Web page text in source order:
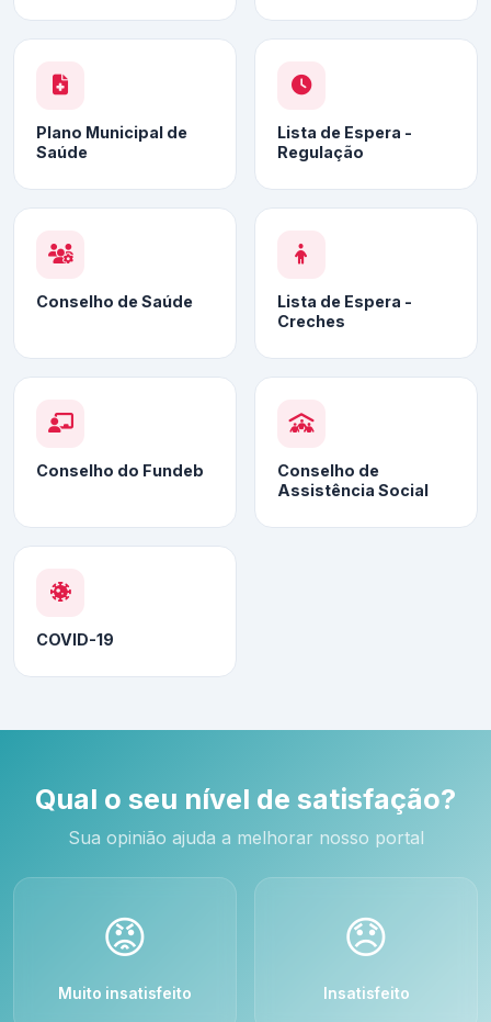
Plano Municipal de
Saúde
Lista de Espera -
Regulação
Conselho de Saúde
Lista de Espera -
Creches
Conselho do Fundeb
Conselho de
Assistência Social
COVID-19
Qual o seu nível de satisfação?
Sua opinião ajuda a melhorar nosso portal
😡
Muito insatisfeito
😞
Insatisfeito